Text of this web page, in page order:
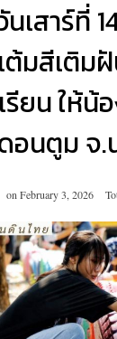
เสาร์ที่
มสีเติม
ยน ให้น้
อนตูม จ
on February 3, 2026